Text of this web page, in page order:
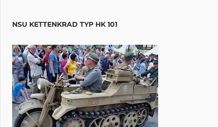
NSU KETTENKRAD TYP HK 101